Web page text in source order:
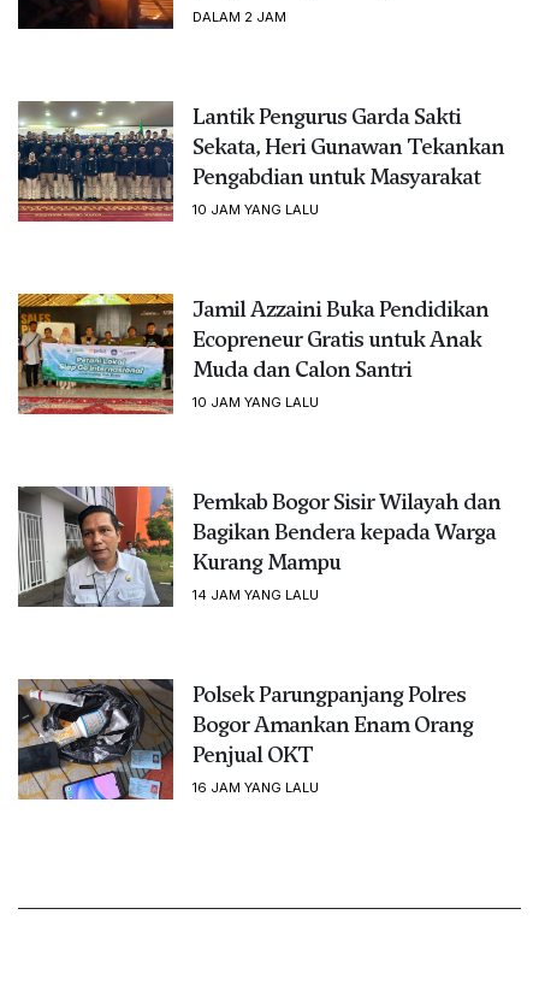
DALAM 2 JAM
Lantik Pengurus Garda Sakti
Sekata, Heri Gunawan Tekankan
Pengabdian untuk Masyarakat
10 JAM YANG LALU
Jamil Azzaini Buka Pendidikan
Ecopreneur Gratis untuk Anak
Muda dan Calon Santri
10 JAM YANG LALU
Pemkab Bogor Sisir Wilayah dan
Bagikan Bendera kepada Warga
Kurang Mampu
14 JAM YANG LALU
Polsek Parungpanjang Polres
Bogor Amankan Enam Orang
Penjual OKT
16 JAM YANG LALU